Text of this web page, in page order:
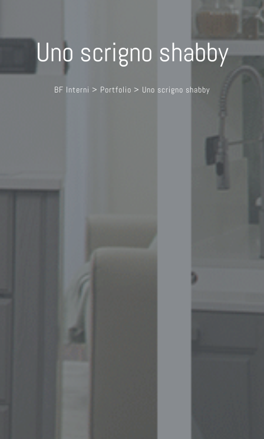
Uno scrigno shabby
BF Interni > Portfolio > Uno scrigno shabby